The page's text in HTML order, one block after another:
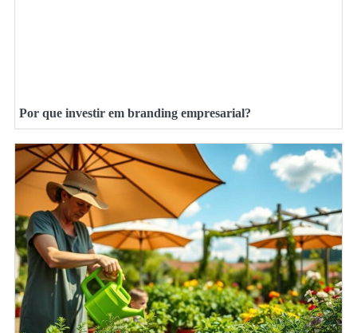
Por que investir em branding empresarial?